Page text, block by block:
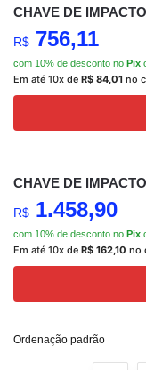
CHAVE DE
R$ 756,11
com 10% de desconto no Pix
Em até 10x de R$ 84,01 no
CHAVE DE
R$ 1.458,90
com 10% de desconto no Pix
Em até 10x de R$ 162,10 no